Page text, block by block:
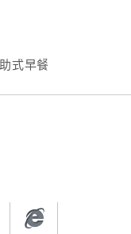
式早餐